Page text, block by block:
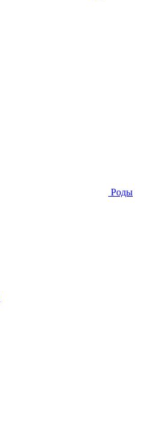
Роды